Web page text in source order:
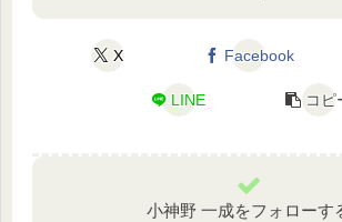
X Facebook
LINE コピ
小神野 一成をフォローす